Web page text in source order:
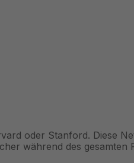
oder Stanford. Diese
während des gesamten